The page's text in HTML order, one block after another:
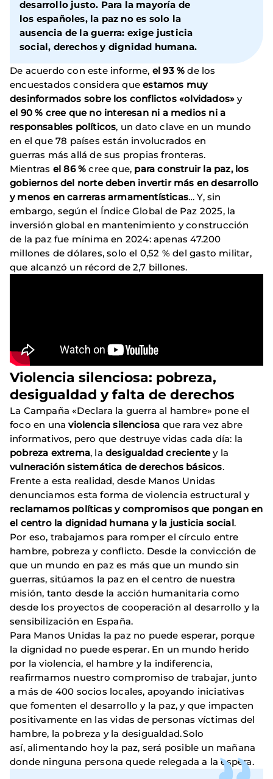
desarrollo justo. Para la mayoría de
los españoles, la paz no es solo la
ausencia de la guerra: exige justicia
social, derechos y dignidad humana.
De acuerdo con este informe, el 93 % de los
encuestados considera queestamos muy
desinformados sobre los conflictos «olvidados» y
el 90 % cree que no interesan ni a medios ni a
responsables políticos, un dato clave en un mundo
en el que 78 países están involucrados en
guerras más allá de sus propias fronteras.
Mientras el 86 % cree que, para construir la paz, los
gobiernos del norte deben invertir más en desarrollo
y menos en carreras armamentísticas… Y, sin
embargo, según el Índice Global de Paz 2025, la
inversión global en mantenimiento y construcción
de la paz fue mínima en 2024: apenas 47.200
millones de dólares, solo el 0,52 % del gasto militar,
que alcanzó un récord de 2,7 billones.
Violencia silenciosa: pobreza,
desigualdad y falta de derechos
La Campaña «Declara la guerra al hambre» pone el
foco en unaviolencia silenciosa que rara vez abre
informativos, pero que destruye vidas cada día: la
pobreza extrema, la desigualdad crecientey la
vulneración sistemática de derechos básicos.
Frente a esta realidad, desde Manos Unidas
denunciamos esta forma de violencia estructural y
reclamamos políticas y compromisos que pongan en
el centro la dignidad humana y la justicia social.
Por eso, trabajamos para romper el círculo entre
hambre, pobreza y conflicto. Desde la convicción de
que un mundo en paz es más que un mundo sin
guerras, sitúamos la paz en el centro de nuestra
misión, tanto desde la acción humanitaria como
desde los proyectos de cooperación al desarrollo y la
sensibilización en España.
Para Manos Unidas la paz no puede esperar, porque
la dignidad no puede esperar. En un mundo herido
por la violencia, el hambre y la indiferencia,
reafirmamos nuestro compromiso de trabajar, junto
a más de 400 socios locales, apoyando iniciativas
que fomenten el desarrollo y la paz, y que impacten
positivamente en las vidas de personas víctimas del
hambre, la pobreza y la desigualdad. Solo
así, alimentando hoy la paz, será posible un mañana
donde ninguna persona quede relegada a la espera.